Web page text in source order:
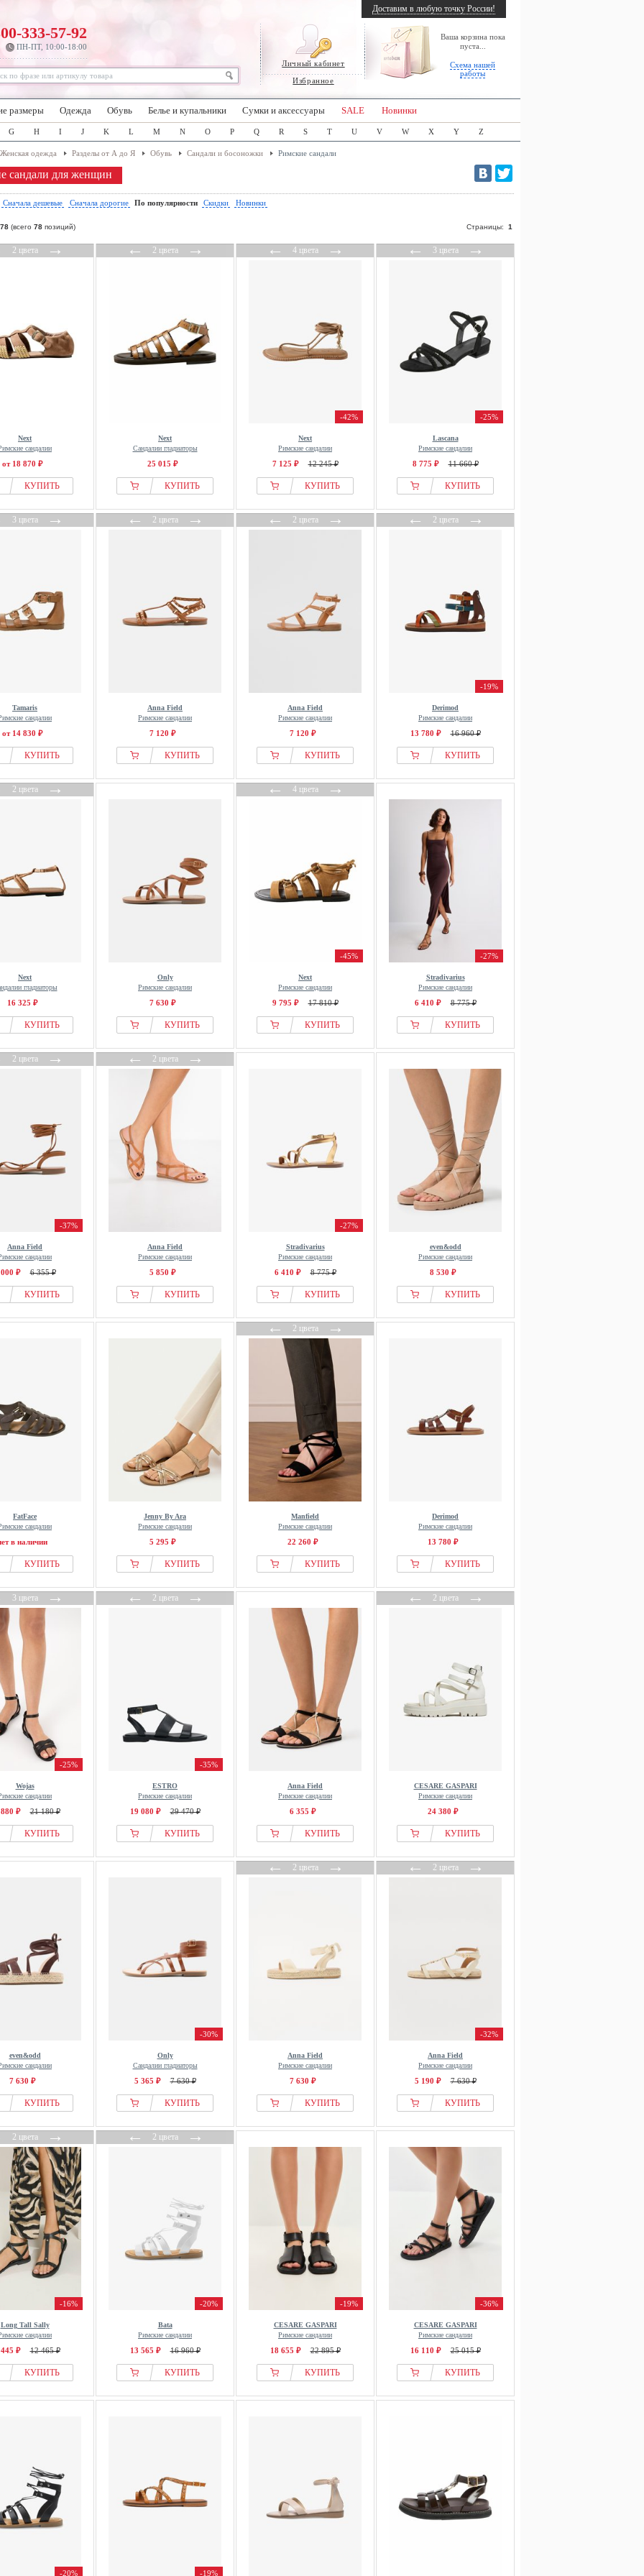
Личный кабинет
Избранное
Ваша корзина пока
пуста...
Схема нашей
работы
333-57-92
ПН-ПТ, 10:00-18:00
Доставим в любую точку России!
размеры Одежда Обувь Белье и купальники Сумки и аксессуары SALE Новинки
G H I J K L M N O P Q R S T U V W X Y Z
Женская одежда Разделы от А до Я Обувь Сандали и босоножки Римские сандали
сандали для женщин
Сначала дешевые Сначала дорогие По популярности Скидки Новинки
78 (всего 78 позиций) Страницы: 1
2 цвета→
Next
сандалии
от 18 870 ₽
КУПИТЬ
←2 цвета→
Next
Сандалии гладиаторы
25 015 ₽
КУПИТЬ
←4 цвета→
-42%
Next
Римские сандалии
7 125 ₽ 12 245 ₽
КУПИТЬ
←3 цвета→
-25%
Lascana
Римские сандалии
8 775 ₽ 11 660 ₽
КУПИТЬ
3 цвета→
Tamaris
сандалии
от 14 830 ₽
КУПИТЬ
←2 цвета→
Anna Field
Римские сандалии
7 120 ₽
КУПИТЬ
←2 цвета→
Anna Field
Римские сандалии
7 120 ₽
КУПИТЬ
←2 цвета→
-19%
Derimod
Римские сандалии
13 780 ₽ 16 960 ₽
КУПИТЬ
2 цвета→
Next
гладиаторы
16 325 ₽
КУПИТЬ
Only
Римские сандалии
7 630 ₽
КУПИТЬ
←4 цвета→
-45%
Next
Римские сандалии
9 795 ₽ 17 810 ₽
КУПИТЬ
-27%
Stradivarius
Римские сандалии
6 410 ₽ 8 775 ₽
КУПИТЬ
2 цвета→
-37%
Anna Field
сандалии
₽ 6 355 ₽
КУПИТЬ
←2 цвета→
Anna Field
Римские сандалии
5 850 ₽
КУПИТЬ
-27%
Stradivarius
Римские сандалии
6 410 ₽ 8 775 ₽
КУПИТЬ
even&odd
Римские сандалии
8 530 ₽
КУПИТЬ
FatFace
сандалии
в наличии
КУПИТЬ
Jenny By Ara
Римские сандалии
5 295 ₽
КУПИТЬ
←2 цвета→
Manfield
Римские сандалии
22 260 ₽
КУПИТЬ
Derimod
Римские сандалии
13 780 ₽
КУПИТЬ
3 цвета→
-25%
Wojas
сандалии
₽ 21 180 ₽
КУПИТЬ
←2 цвета→
-35%
ESTRO
Римские сандалии
19 080 ₽ 29 470 ₽
КУПИТЬ
Anna Field
Римские сандалии
6 355 ₽
КУПИТЬ
←2 цвета→
CESARE GASPARI
Римские сандалии
24 380 ₽
КУПИТЬ
even&odd
сандалии
7 630 ₽
КУПИТЬ
-30%
Only
Сандалии гладиаторы
5 365 ₽ 7 630 ₽
КУПИТЬ
←2 цвета→
Anna Field
Римские сандалии
7 630 ₽
КУПИТЬ
←2 цвета→
-32%
Anna Field
Римские сандалии
5 190 ₽ 7 630 ₽
КУПИТЬ
2 цвета→
-16%
Long Tall Sally
сандалии
₽ 12 465 ₽
КУПИТЬ
←2 цвета→
-20%
Bata
Римские сандалии
13 565 ₽ 16 960 ₽
КУПИТЬ
-19%
CESARE GASPARI
Римские сандалии
18 655 ₽ 22 895 ₽
КУПИТЬ
-36%
CESARE GASPARI
Римские сандалии
16 110 ₽ 25 015 ₽
КУПИТЬ
-20% -19%